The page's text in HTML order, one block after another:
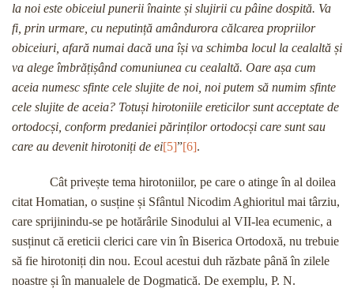
la noi este obiceiul punerii înainte și slujirii cu pâine dospită. Va
fi, prin urmare, cu neputință amândurora călcarea propriilor
obiceiuri, afară numai dacă una își va schimba locul la cealaltă și
va alege îmbrățișând comuniunea cu cealaltă. Oare așa cum
aceia numesc sfinte cele slujite de noi, noi putem să numim sfinte
cele slujite de aceia? Totuși hirotoniile ereticilor sunt acceptate de
ortodocși, conform predaniei părinților ortodocși care sunt sau
care au devenit hirotoniți de ei[5]”[6].
Cât privește tema hirotoniilor, pe care o atinge în al doilea
citat Homatian, o susține și Sfântul Nicodim Aghioritul mai târziu,
care sprijinindu-se pe hotărârile Sinodului al VII-lea ecumenic, a
susținut că ereticii clerici care vin în Biserica Ortodoxă, nu trebuie
să fie hirotoniți din nou. Ecoul acestui duh răzbate până în zilele
noastre și în manualele de Dogmatică. De exemplu, P. N.